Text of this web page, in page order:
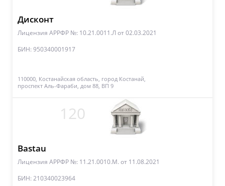
Дисконт
Лицензия АРРФР №: 10.21.0011.Лот 02.03.2021
БИН: 950340001917
110000, Костанайская область, город Костанай,
проспект Аль-Фараби, дом 88, ВП 9
120
Bastau
Лицензия АРРФР №: 11.21.0010.M. от 11.08.2021
БИН: 210340023964